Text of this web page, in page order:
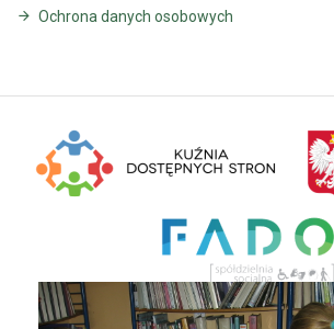
Ochrona danych osobowych